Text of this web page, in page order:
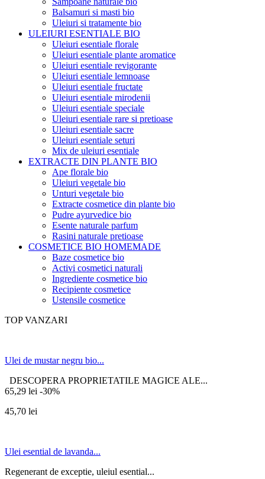
Balsamuri si masti bio
Uleiuri si tratamente bio
ULEIURI ESENTIALE BIO
Uleiuri esentiale florale
Uleiuri esentiale plante aromatice
Uleiuri esentiale revigorante
Uleiuri esentiale lemnoase
Uleiuri esentiale fructate
Uleiuri esentiale mirodenii
Uleiuri esentiale speciale
Uleiuri esentiale rare si pretioase
Uleiuri esentiale sacre
Uleiuri esentiale seturi
Mix de uleiuri esentiale
EXTRACTE DIN PLANTE BIO
Ape florale bio
Uleiuri vegetale bio
Unturi vegetale bio
Extracte cosmetice din plante bio
Pudre ayurvedice bio
Esente naturale parfum
Rasini naturale pretioase
COSMETICE BIO HOMEMADE
Baze cosmetice bio
Activi cosmetici naturali
Ingrediente cosmetice bio
Recipiente cosmetice
Ustensile cosmetice
TOP VANZARI
Ulei de mustar negru bio...
DESCOPERA PROPRIETATILE MAGICE ALE...
65,29 lei -30%
45,70 lei
Ulei esential de lavanda...
Regenerant de exceptie, uleiul esential...